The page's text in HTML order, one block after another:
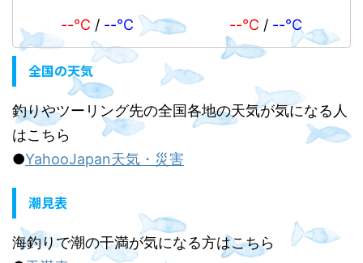
--℃ / --℃ --℃ / --℃
全国の天気
釣りやツーリング先の全国各地の天気が気になる人
はこちら
●YahooJapan天気・災害
潮見表
海釣りで潮の干満が気になる方はこちら